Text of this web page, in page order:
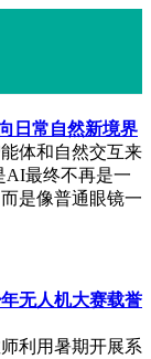
日常自然新境界
体和自然交互来
AI最终不再是一
是像普通眼镜一
无人机大赛载誉
利用暑期开展系